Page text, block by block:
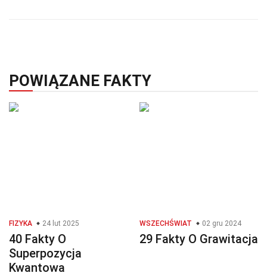
POWIĄZANE FAKTY
FIZYKA 24 lut 2025
40 Fakty O
Superpozycja
Kwantowa
WSZECHŚWIAT 02 gru 2024
29 Fakty O Grawitacja